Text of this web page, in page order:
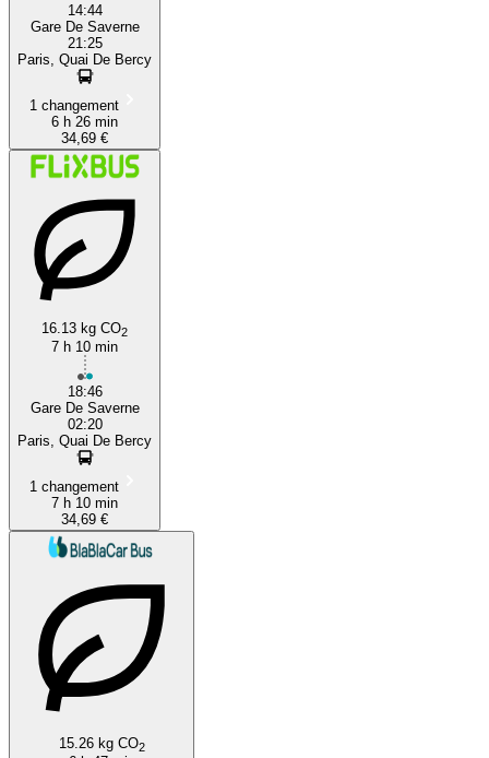
14:44
Gare De Saverne
21:25
Paris, Quai De Bercy
1 changement
6 h 26 min
34,69 €
16.13 kg CO2
7 h 10 min
18:46
Gare De Saverne
02:20
Paris, Quai De Bercy
1 changement
7 h 10 min
34,69 €
15.26 kg CO2